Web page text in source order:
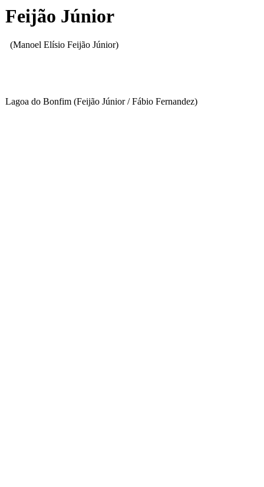
Feijão Júnior
(Manoel Elísio Feijão Júnior)
Lagoa do Bonfim (Feijão Júnior / Fábio Fernandez)